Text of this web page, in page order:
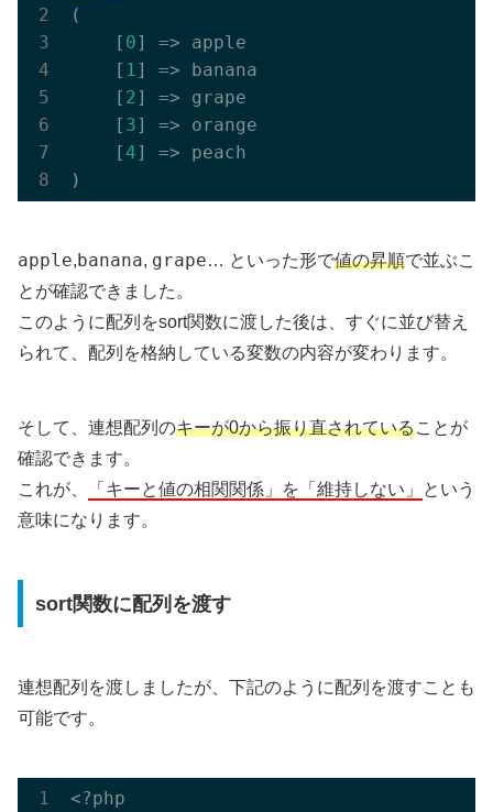
(
    [
0] => apple
    [
1] => banana
    [
2] => grape
    [
3] => orange
    [
4] => peach
apple,banana, grape… といった形で値の昇順で並ぶこ
とが確認できました。
このように配列をsort関数に渡した後は、すぐに並び替え
られて、配列を格納している変数の内容が変わります。
そして、連想配列のキーが0から振り直されていることが
確認できます。
これが、
「キーと値の相関関係」を「維持しない」
という
意味になります。
sort関数に配列を渡す
連想配列を渡しましたが、下記のように配列を渡すことも
可能です。
<?php